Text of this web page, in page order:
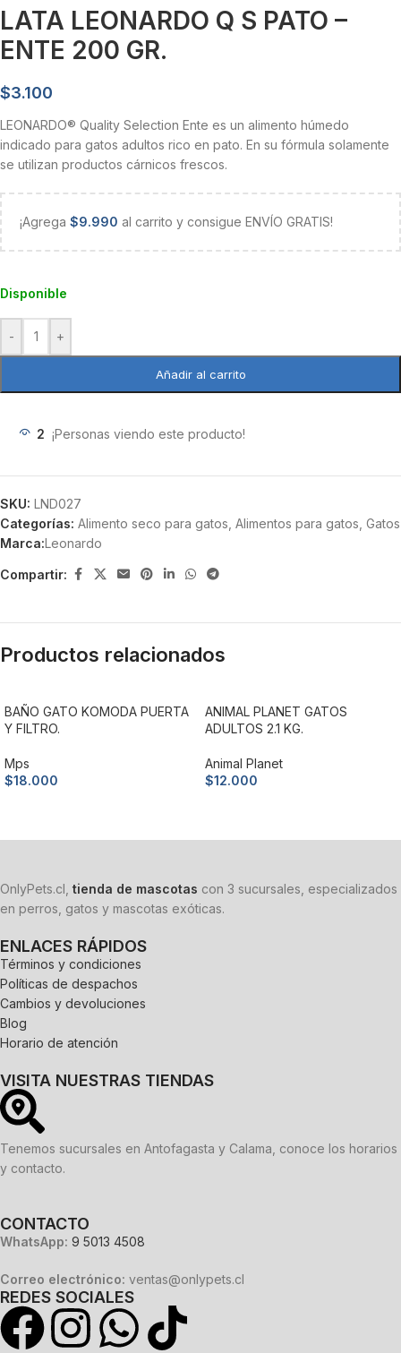
LATA LEONARDO Q S PATO –
ENTE 200 GR.
$3.100
LEONARDO® Quality Selection Ente es un alimento húmedo
indicado para gatos adultos rico en pato. En su fórmula solamente
se utilizan productos cárnicos frescos.
¡Agrega $9.990 al carrito y consigue ENVÍO GRATIS!
Disponible
- +
Añadir al carrito
2 ¡Personas viendo este producto!
SKU: LND027
Categorías: Alimento seco para gatos Alimentos para gatos Gatos
Marca:Leonardo
Compartir:
Productos relacionados
BAÑO GATO KOMODA PUERTA
Y FILTRO.
Mps
$18.000
ANIMAL PLANET GATOS
ADULTOS 2.1 KG.
Animal Planet
$12.000
OnlyPets.cl, tienda de mascotas con 3 sucursales, especializados
en perros, gatos y mascotas exóticas.
ENLACES RÁPIDOS
Términos y condiciones
Políticas de despachos
Cambios y devoluciones
Blog
Horario de atención
VISITA NUESTRAS TIENDAS
Tenemos sucursales en Antofagasta y Calama, conoce los horarios
y contacto.
CONTACTO
WhatsApp: 9 5013 4508
Correo electrónico: ventas@onlypets.cl
REDES SOCIALES